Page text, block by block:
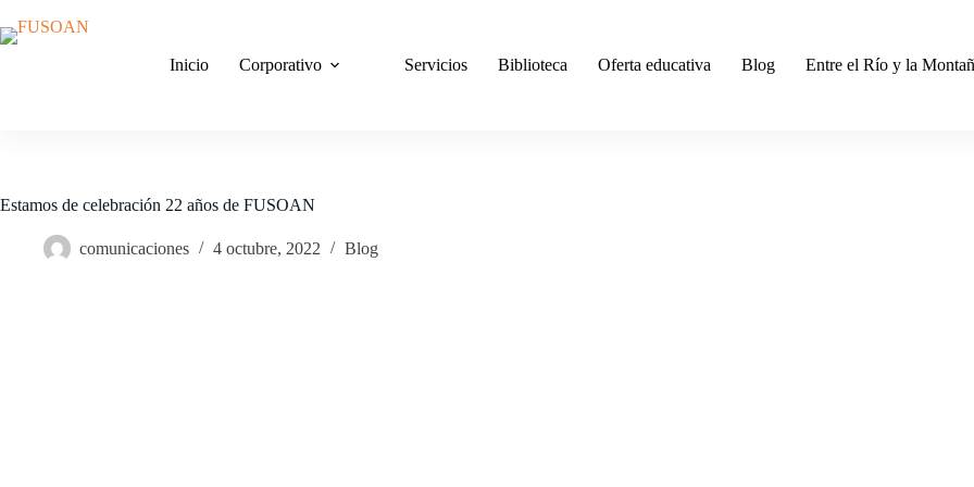
al
contenido
Inicio
Corporativo Servicios Biblioteca Oferta educativa Blog Entre el Río y la
Estamos de celebración 22 años de FUSOAN
comunicaciones 4 octubre, 2022 Blog